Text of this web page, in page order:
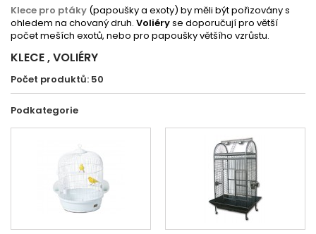
Klece pro ptáky (papoušky a exoty) by měli být pořizovány s
ohledem na chovaný druh. Voliéryse doporučují pro větší
počet meších exotů, nebo pro papoušky většího vzrůstu.
KLECE , VOLIÉRY
Počet produktů: 50
Podkategorie